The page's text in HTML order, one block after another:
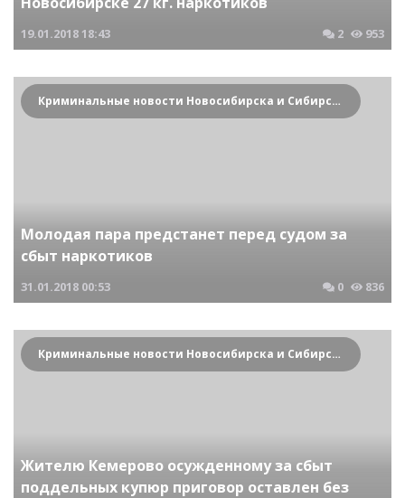
19.01.201818:43 2 953
Криминальные новости Новосибирска и Сибирского региона
Молодая пара предстанет перед судом за
сбыт наркотиков
31.01.2018 00:53 0 836
Криминальные новости Новосибирска и Сибирского региона
Жителю Кемерово осужденному за сбыт
поддельных купюр приговор оставлен без